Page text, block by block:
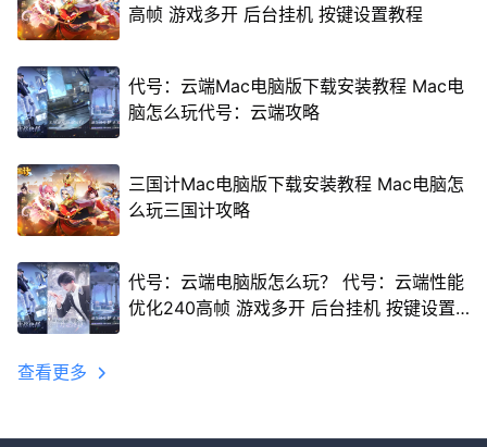
高帧 游戏多开 后台挂机 按键设置教程
代号：云端Mac电脑版下载安装教程 Mac电
脑怎么玩代号：云端攻略
三国计Mac电脑版下载安装教程 Mac电脑怎
么玩三国计攻略
代号：云端电脑版怎么玩？ 代号：云端性能
优化240高帧 游戏多开 后台挂机 按键设置
查看更多